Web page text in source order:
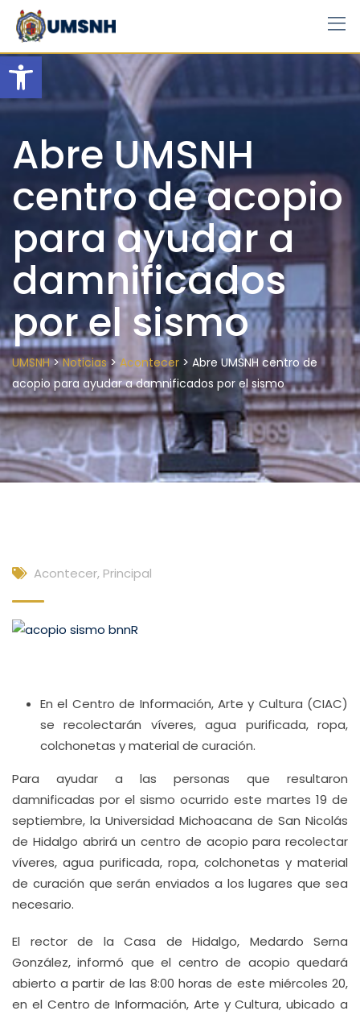
Open toolbar
Skip
content
Abre UMSNH
centro de acopio
para ayudar a
damnificados
por el sismo
UMSNH>Noticias> Acontecer > Abre UMSNH centro de
acopio para ayudar a damnificados por el sismo
Acontecer, Principal
En el Centro de Información, Arte y Cultura (CIAC)
se recolectarán víveres, agua purificada, ropa,
colchonetas y material de curación.
Para ayudar a las personas que resultaron
damnificadas por el sismo ocurrido este martes 19 de
septiembre, la Universidad Michoacana de San Nicolás
de Hidalgo abrirá un centro de acopio para recolectar
víveres, agua purificada, ropa, colchonetas y material
de curación que serán enviados a los lugares que sea
necesario.
El rector de la Casa de Hidalgo, Medardo Serna
González, informó que el centro de acopio quedará
abierto a partir de las 8:00 horas de este miércoles 20,
en el Centro de Información, Arte y Cultura, ubicado a